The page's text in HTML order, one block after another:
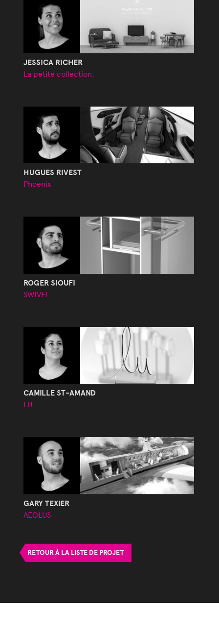
JESSICA RICHER
La petite collection.
HUGUES RIVEST
Phoenix
ROGER SIOUFI
SWIVEL
CAMILLE ST-AMAND
LU
GARY TEXIER
AEOLUS
RETOUR À LA LISTE DE PROJET